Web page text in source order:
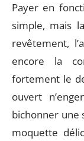
Payer en
simple, mais
revêtement,
encore la
fortement le
ouvert
bichonner une
moquette